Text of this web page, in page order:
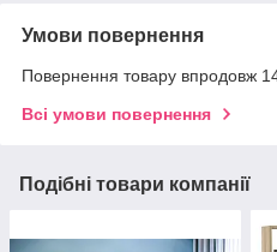
Умови повернення
Повернення товару впродовж
Всі умови повернення
Подібні товари компанії